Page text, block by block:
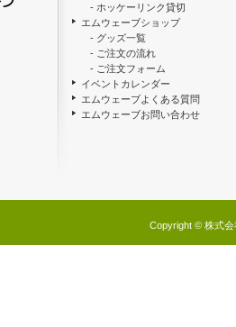
- ホッケーリンク貸切
エムウェーブショップ
- グッズ一覧
- ご注文の流れ
- ご注文フォーム
イベントカレンダー
エムウェーブよくある質問
エムウェーブお問い合わせ
Copyright © 株式